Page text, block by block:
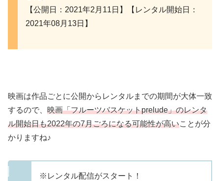
【公開日：2021年2月11日】【レンタル開始日：
2021年08月13日】
映画は作品ごとに公開からレンタルまでの期間が大体一致
するので、 映画「フルーツバスケットprelude」のレンタ
ル開始日も2022年の7月ごろになる可能性が高いことが分
かりますね♪
※レンタル配信がスタート！